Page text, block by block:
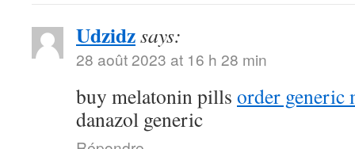
Udzidzsays:
28 août 2023 at 16 h 28 min
buy melatonin pills order generic
danazol generic